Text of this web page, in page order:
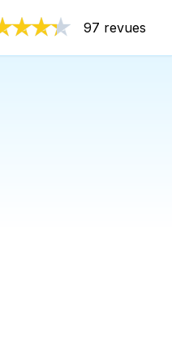
97 revues